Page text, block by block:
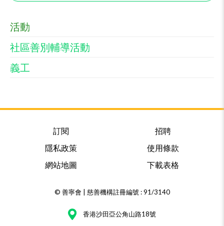
活動
社區善別輔導活動
義工
訂閱
招聘
隱私政策
使用條款
網站地圖
下載表格
© 善寧會 | 慈善機構註冊編號 : 91/3140
香港沙田亞公角山路18號